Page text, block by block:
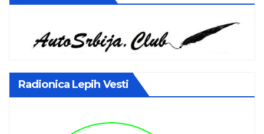
Radionica Lepih Vesti